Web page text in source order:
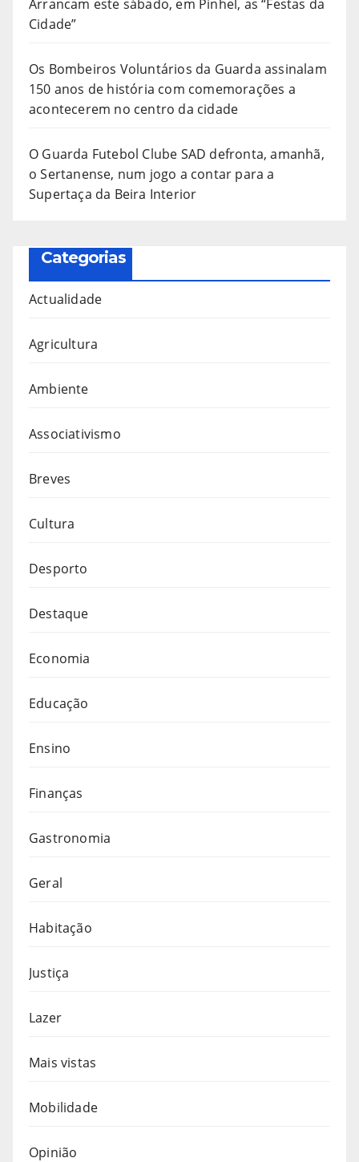
Arrancam este sábado, em Pinhel, as “Festas da
Cidade”
Os Bombeiros Voluntários da Guarda assinalam
150 anos de história com comemorações a
acontecerem no centro da cidade
O Guarda Futebol Clube SAD defronta, amanhã,
o Sertanense, num jogo a contar para a
Supertaça da Beira Interior
Categorias
Actualidade
Agricultura
Ambiente
Associativismo
Breves
Cultura
Desporto
Destaque
Economia
Educação
Ensino
Finanças
Gastronomia
Geral
Habitação
Justiça
Lazer
Mais vistas
Mobilidade
Opinião